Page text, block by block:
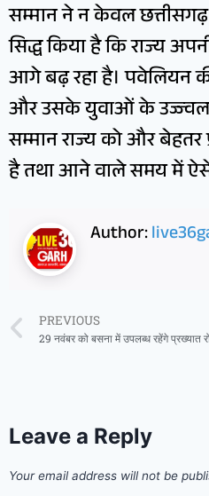
सम्मान ने न केवल छत्तीसगढ़
सिद्ध किया है कि राज्य
आगे बढ़ रहा है। पवेलियन
और उसके युवाओं के उज्ज्वल
सम्मान राज्य को और बेहतर
है तथा आने वाले समय में ऐसे
Author:
PREVIOUS
Leave a Reply
Your email address will not be